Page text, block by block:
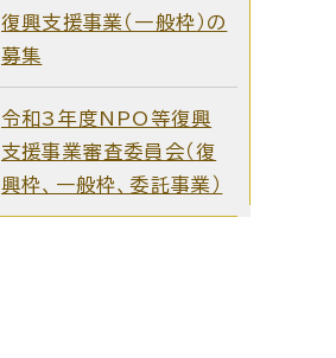
復興支援事業（一般枠）の
募集
令和3年度NPO等復興
支援事業審査委員会（復
興枠、一般枠、委託事業）